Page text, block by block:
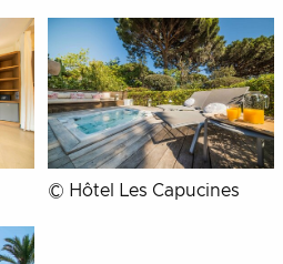
© Hôtel Les Capucines